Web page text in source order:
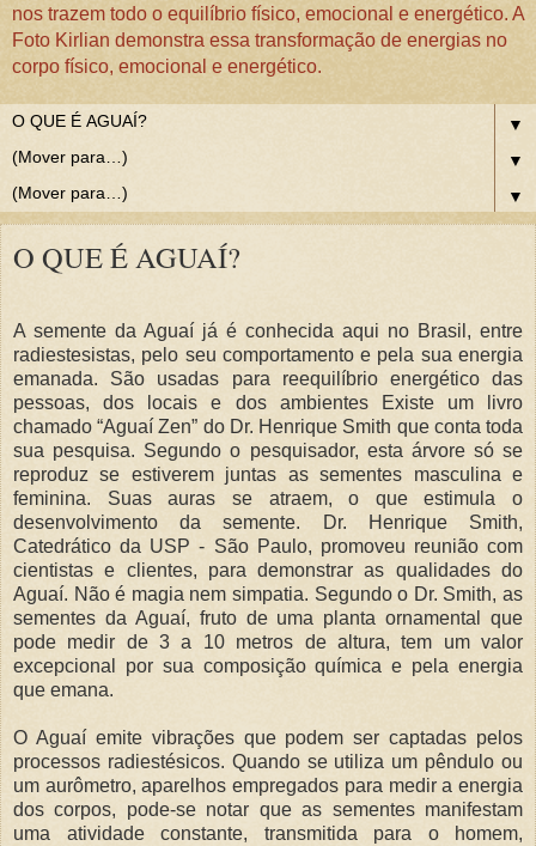
nos trazem todo o equilíbrio físico, emocional e energético. A
Foto Kirlian demonstra essa transformação de energias no
corpo físico, emocional e energético.
▼
▼
▼
O QUE É AGUAÍ?
A semente da Aguaí já é conhecida aqui no Brasil, entre
radiestesistas, pelo seu comportamento e pela sua energia
emanada. São usadas para reequilíbrio energético das
pessoas, dos locais e dos ambientes Existe um livro
chamado “Aguaí Zen” do Dr. Henrique Smith que conta toda
sua pesquisa. Segundo o pesquisador, esta árvore só se
reproduz se estiverem juntas as sementes masculina e
feminina. Suas auras se atraem, o que estimula o
desenvolvimento da semente. Dr. Henrique Smith,
Catedrático da USP - São Paulo, promoveu reunião com
cientistas e clientes, para demonstrar as qualidades do
Aguaí. Não é magia nem simpatia. Segundo o Dr. Smith, as
sementes da Aguaí, fruto de uma planta ornamental que
pode medir de 3 a 10 metros de altura, tem um valor
excepcional por sua composição química e pela energia
que emana.
O Aguaí emite vibrações que podem ser captadas pelos
processos radiestésicos. Quando se utiliza um pêndulo ou
um aurômetro, aparelhos empregados para medir a energia
dos corpos, pode-se notar que as sementes manifestam
uma atividade constante, transmitida para o homem,